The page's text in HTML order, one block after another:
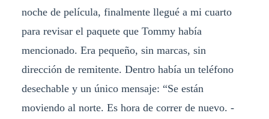
noche de película, finalmente llegué a mi cuarto
para revisar el paquete que Tommy había
mencionado. Era pequeño, sin marcas, sin
dirección de remitente. Dentro había un teléfono
desechable y un único mensaje: “Se están
moviendo al norte. Es hora de correr de nuevo. -